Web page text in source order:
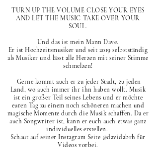
TURN UP THE VOLUME CLOSE YOUR EYES
AND LET THE MUSIC TAKE OVER YOUR
SOUL.
Und das ist mein Mann Dave.
Er ist Hochzeitsmusiker und seit 2019 selbstständig
als Musiker und lässt alle Herzen mit seiner Stimme
schmelzen!
Gerne kommt auch er zu jeder Stadt, zu jeden
Land, wo auch immer ihr ihn haben wollt. Musik
ist ein großer Teil seines Lebens und er möchte
euren Tag zu einem noch schöneren machen und
magische Momente durch die Musik schaffen. Da er
auch Songwriter ist, kann er euch auch etwas ganz
individuelles erstellen.
Schaut auf seiner Instagram Seite @davidabrh für
Videos vorbei.